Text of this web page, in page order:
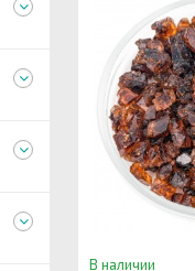
В наличии